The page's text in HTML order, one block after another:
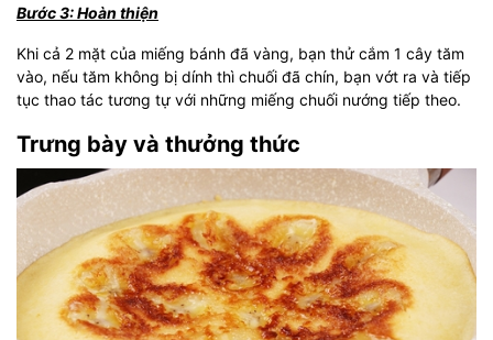
Bước 3: Hoàn thiện
Khi cả 2 mặt của miếng bánh đã vàng, bạn thử cắm 1 cây tăm
vào, nếu tăm không bị dính thì chuối đã chín, bạn vớt ra và tiếp
tục thao tác tương tự với những miếng chuối nướng tiếp theo.
Trưng bày và thưởng thức